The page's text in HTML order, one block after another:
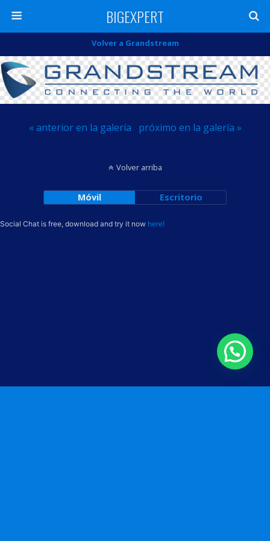
BIGEXPERT
Volver a Grandstream
« anterior en la galería próximo en la galería »
Volver arriba
Móvil Escritorio
Social Chat is free, download and try it now here!